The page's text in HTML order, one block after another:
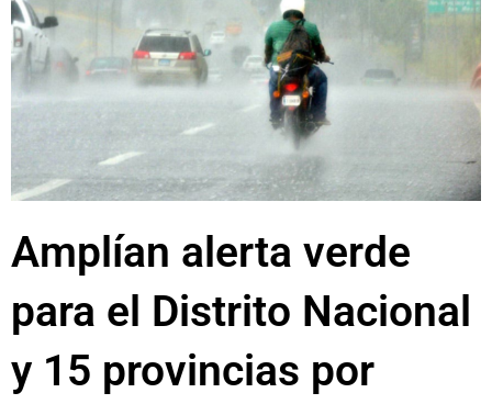
Amplían alerta verde
para el Distrito Nacional
y 15 provincias por